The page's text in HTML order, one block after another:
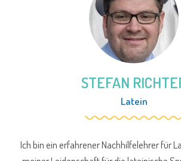
STEFAN
Latein
Ich bin ein erfahrener Nachhilfelehrer für